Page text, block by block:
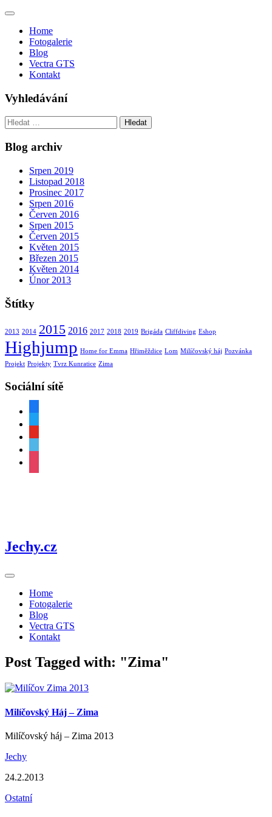
Toggle
navigationHome
Fotogalerie
Blog
Vectra GTS
Kontakt
Vyhledávání
Vyhledávání
Blog archiv
Srpen 2019
Listopad 2018
Prosinec 2017
Srpen 2016
Červen 2016
Srpen 2015
Červen 2015
Květen 2015
Březen 2015
Květen 2014
Únor 2013
Štítky
2013 2014 2015 2016 2017 2018 2019 Brigáda Cliffdiving Eshop
Highjump Home for Emma Hřiměždice Lom Milíčovský háj Pozvánka
Projekt Projekty Tvrz Kunratice Zima
Sociální sítě
Jechy.cz
Toggle
sidebar
navigation
Home
Fotogalerie
Blog
Vectra GTS
Kontakt
Post Tagged with: "Zima"
Milíčovský Háj – Zima
Milíčovský háj – Zima 2013
Jechy
24.2.2013
Ostatní